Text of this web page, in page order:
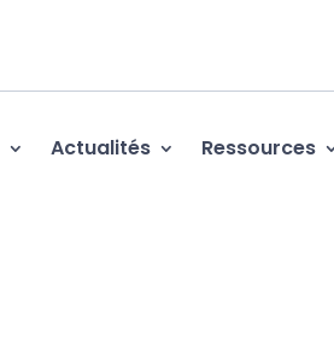
Actualités Ressources